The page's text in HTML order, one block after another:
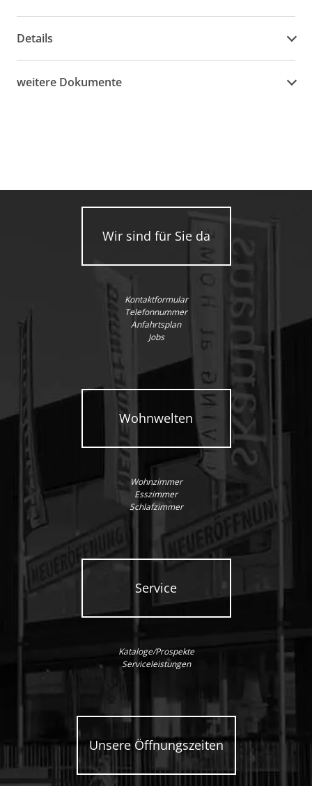
Details
weitere Dokumente
Wir sind für Sie da
Kontaktformular
Telefonnummer
Anfahrtsplan
Jobs
Wohnwelten
Wohnzimmer
Esszimmer
Schlafzimmer
Service
Kataloge/Prospekte
Serviceleistungen
Unsere Öffnungszeiten